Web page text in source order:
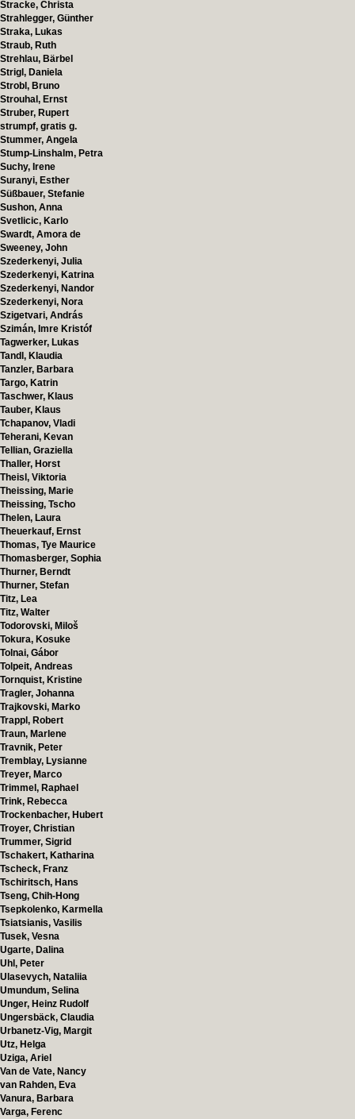
Stracke, Christa
Strahlegger, Günther
Straka, Lukas
Straub, Ruth
Strehlau, Bärbel
Strigl, Daniela
Strobl, Bruno
Strouhal, Ernst
Struber, Rupert
strumpf, gratis g.
Stummer, Angela
Stump-Linshalm, Petra
Suchy, Irene
Suranyi, Esther
Süßbauer, Stefanie
Sushon, Anna
Svetlicic, Karlo
Swardt, Amora de
Sweeney, John
Szederkenyi, Julia
Szederkenyi, Katrina
Szederkenyi, Nandor
Szederkenyi, Nora
Szigetvari, András
Szimán, Imre Kristóf
Tagwerker, Lukas
Tandl, Klaudia
Tanzler, Barbara
Targo, Katrin
Taschwer, Klaus
Tauber, Klaus
Tchapanov, Vladi
Teherani, Kevan
Tellian, Graziella
Thaller, Horst
Theisl, Viktoria
Theissing, Marie
Theissing, Tscho
Thelen, Laura
Theuerkauf, Ernst
Thomas, Tye Maurice
Thomasberger, Sophia
Thurner, Berndt
Thurner, Stefan
Titz, Lea
Titz, Walter
Todorovski, Miloš
Tokura, Kosuke
Tolnai, Gábor
Tolpeit, Andreas
Tornquist, Kristine
Tragler, Johanna
Trajkovski, Marko
Trappl, Robert
Traun, Marlene
Travnik, Peter
Tremblay, Lysianne
Treyer, Marco
Trimmel, Raphael
Trink, Rebecca
Trockenbacher, Hubert
Troyer, Christian
Trummer, Sigrid
Tschakert, Katharina
Tscheck, Franz
Tschiritsch, Hans
Tseng, Chih-Hong
Tsepkolenko, Karmella
Tsiatsianis, Vasilis
Tusek, Vesna
Ugarte, Dalina
Uhl, Peter
Ulasevych, Nataliia
Umundum, Selina
Unger, Heinz Rudolf
Ungersbäck, Claudia
Urbanetz-Vig, Margit
Utz, Helga
Uziga, Ariel
Van de Vate, Nancy
van Rahden, Eva
Vanura, Barbara
Varga, Ferenc